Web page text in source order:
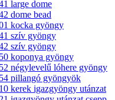
large dome
dome bead
kocka gyöngy
szív gyöngy
szív gyöngy
koponya gyöngy
négylevelű lóhere gyöngy
pillangó gyöngyök
kerek igazgyöngy utánzat